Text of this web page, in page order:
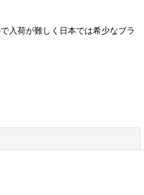
入荷が難しく日本では希少なブラ